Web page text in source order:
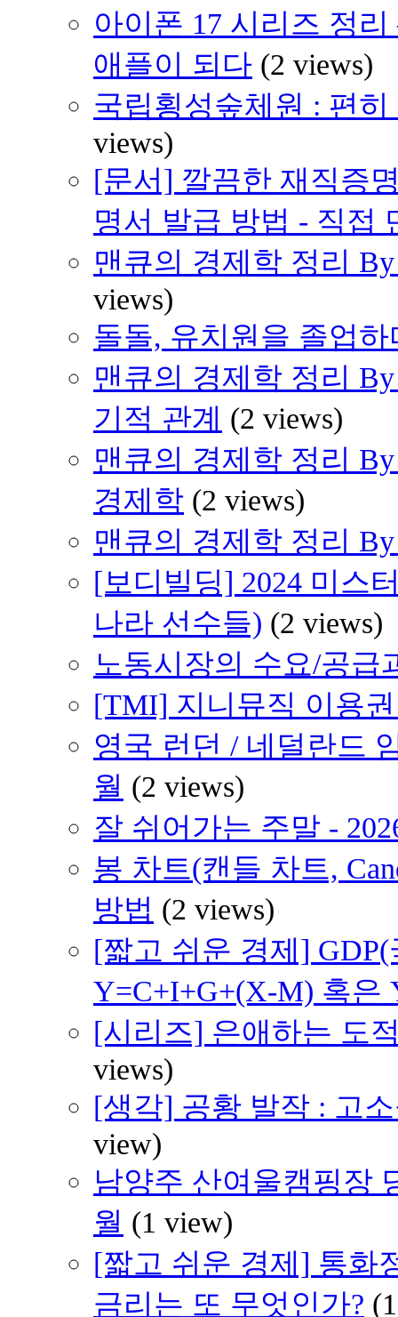
아이폰 17 시리즈 정
애플이 되다 (2 views)
국립횡성숲체원 : 편
views)
[문서] 깔끔한 재직증
명서 발급 방법 - 직접
맨큐의 경제학 정리
views)
돌돌, 유치원을 졸업하
맨큐의 경제학 정리
기적 관계 (2 views)
맨큐의 경제학 정리
경제학 (2 views)
맨큐의 경제학 정리
[보디빌딩] 2024 미스
나라 선수들) (2 views)
노동시장의 수요/공급
[TMI] 지니뮤직 이용
영국 런던 / 네덜란드
월 (2 views)
잘 쉬어가는 주말 -
봉 차트(캔들 차트,
방법 (2 views)
[짧고 쉬운 경제]
Y=C+I+G+(X-M) 혹은
[시리즈] 은애하는 도
views)
[생각] 공황 발작 : 고
view)
남양주 산여울캠핑장
월 (1 view)
[짧고 쉬운 경제] 통화
금리는 또 무엇인가?